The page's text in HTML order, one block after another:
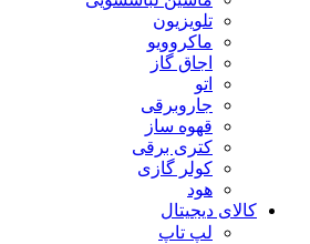
تلویزیون
ماکروویو
اجاق گاز
اتو
جاروبرقی
قهوه ساز
کتری برقی
کولر گازی
هود
کالای دیجیتال
لپ تاپ